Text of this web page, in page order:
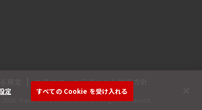
定 すべての Cookie を受け入れる
規定 カスタマーハラスメント対応方針
2026. Trend Micro Incorporated. All rights reserved.